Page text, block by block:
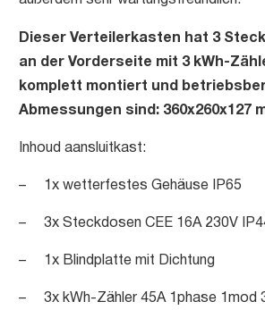
Dieser Verteilerkasten hat 3
an der Vorderseite mit 3 kWh-
komplett montiert und
Abmessungen sind: 360x260x127
Inhoud aansluitkast:
– 1x wetterfestes Gehäuse IP65
– 3x Steckdosen CEE 16A 230V
– 1x Blindplatte mit Dichtung
– 3x kWh-Zähler 45A 1phase 1mod